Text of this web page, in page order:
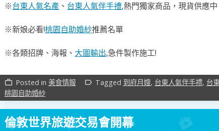
※台東人氣名產、 台東人氣伴手禮,熱門獨家商品，現貨供應中
※新娘必看!桃園自助婚紗推薦名單
※各類招牌、海報、 大圖輸出,急件製作施工!
work_outline Posted in 美食情報 label_outline Tagged 到府月嫂, 台東人氣伴手禮, 台
桃園自助婚紗
倫敦世界旅遊交易會開幕